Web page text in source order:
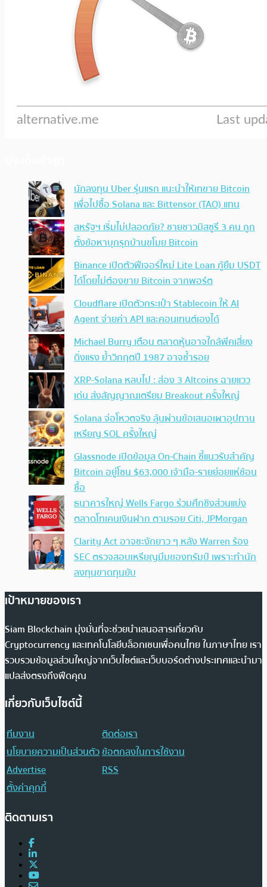
นักลงทุน Uber รุ่นแรก แนะนำให้เทขาย Bitcoin
เพื่อไปซื้อ Solana และ Bittensor (TAO) แทน
สหรัฐฯ เริ่มไม่ปลอดภัย? ชายชาวมิสซูรี 3 คน ถูก
ตั้งข้อหาบุกรุกบ้านขโมย Bitcoin
Binance เปิดตัวฟีเจอร์ใหม่ Lite Loan กู้ยืม USDT
ได้โดยไม่ต้องขาย Bitcoin จากพอร์ต
Cloudflare เปิดตัวกระเป๋า Stablecoin ให้ AI
Agent จ่ายค่า API และคอนเทนต์เองได้
Michael Burry เตือน ตลาดหุ้นอาจใกล้พีคเสี่ยง
ดิ่งแรง ย้ำวิกฤตปี 1987 อาจซ้ำรอย
XRP-Solana หลบไป : ส่อง 3 Altcoins ฉายแวว
เด่น ส่งสัญญาณเตรียม Breakout ครั้งใหญ่
Solana จ่อโหวตจริง ลุ้นผ่านข้อเสนอเผาอุปทาน
เหรียญ SOL ครั้งใหญ่
Glassnode เปิดข้อมูล On-Chain ชี้แนวรับสำคัญ
Bitcoin อยู่โซน $63,000 เจ้ามือ-รายย่อยแห่ช้อน
ซื้อ
ธนาคารใหญ่ Wells Fargo ร่วมศึกชิงส่วนแบ่ง
ตลาดโทเคนเงินฝาก ตามรอย Citi, JPMorgan
Clarity Act อาจชะงักยาว ๆ หลัง Warren ร้อง
SEC ตรวจสอบเหรียญมีมของทรัมป์ เพราะทำนัก
ลงทุนขาดทุนยับ
เป้าหมายของเรา
Siam Blockchain มุ่งมั่นที่จะช่วยนำเสนอสารเกี่ยวกับ
Cryptocurrency และเทคโนโลยีบล็อกเชนเพื่อคนไทย ในภาษาไทย เรา
รวบรวมข้อมูลส่วนใหญ่จากเว็บไซต์และเว็บบอร์ดต่างประเทศและนำมา
แปลส่งตรงถึงฟีดคุณ
เกี่ยวกับเว็บไซต์นี้
ทีมงาน
ติดต่อเรา
นโยบายความเป็นส่วนตัวข้อตกลงในการใช้งาน
Advertise
RSS
ตั้งค่าคุกกี้
ติดตามเรา